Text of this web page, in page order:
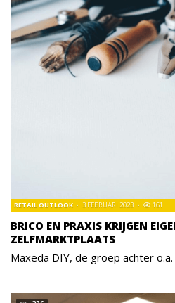
BRICO EN PRAXIS KRIJGEN
ZELFMARKTPLAATS
RETAIL OUTLOOK 3 FEBRUARI 2023 161
Maxeda DIY, de groep achter o.a.